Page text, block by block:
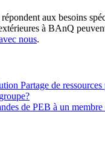
aux besoins
à BAnQ
nous.
Partage de
de PEB à un